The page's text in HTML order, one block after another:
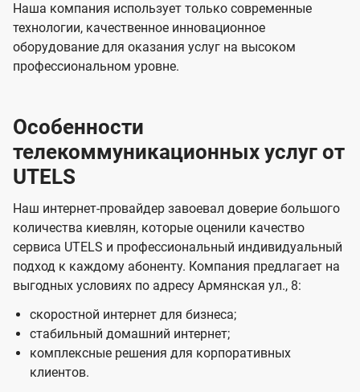
Наша компания использует только современные
технологии, качественное инновационное
оборудование для оказания услуг на высоком
профессиональном уровне.
Особенности
телекоммуникационных услуг от
UTELS
Наш интернет-провайдер завоевал доверие большого
количества киевлян, которые оценили качество
сервиса UTELS и профессиональный индивидуальный
подход к каждому абоненту. Компания предлагает на
выгодных условиях по адресу Армянская ул., 8:
скоростной интернет для бизнеса;
стабильный домашний интернет;
комплексные решения для корпоративных
клиентов.